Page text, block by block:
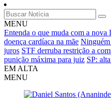
MENU
Entenda o que muda com a nova
doença cardíaca na mãe Ninguém
juros STF derruba restrição a
punição máxima para juiz SP:
EM ALTA
MENU